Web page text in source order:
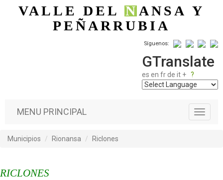
Pasar al contenido principal
VALLE DELNANSA Y
PEÑARRUBIA
Síguenos:
GTranslate
es en fr de it + ?
T
o
MENU PRINCIPAL
Municipios Rionansa Riclones
RICLONES